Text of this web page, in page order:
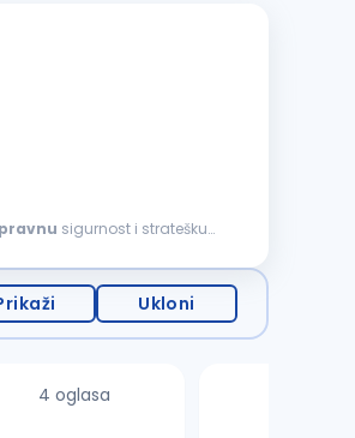
pravnu sigurnost i stratešku
Ukloni
4 oglasa